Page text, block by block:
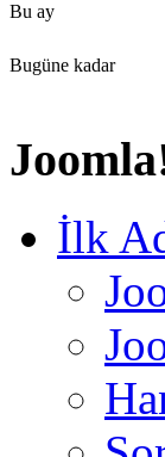
Bu ay
Bugüne kadar
İlk